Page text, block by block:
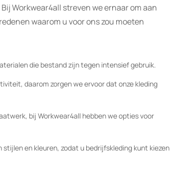
Workwear4all streven we ernaar om aan
waarom u voor ons zou moeten
die bestand zijn tegen intensief gebruik.
daarom zorgen we ervoor dat onze kleding
bij Workwear4all hebben we opties voor
en kleuren, zodat u bedrijfskleding kunt kiezen